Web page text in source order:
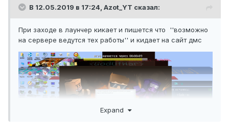
В 12.05.2019 в 17:24, Azot_YT сказал:
При заходе в лаунчер кикает и пишется что ''возможно
на сервере ведутся тех работы'' и кидает на сайт дмс
Expand